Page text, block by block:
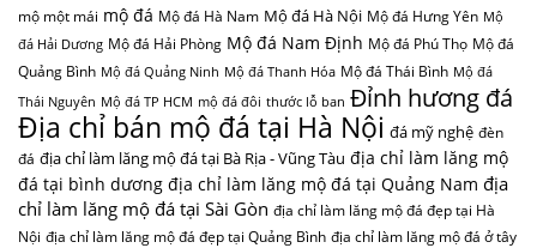
mộ một mái mộ đá Mộ đá Hà Nam Mộ đá Hà Nội Mộ đá Hưng Yên Mộ
đá Hải Dương Mộ đá Hải Phòng Mộ đá Nam Định Mộ đá Phú Thọ Mộ đá
Quảng Bình Mộ đá Quảng Ninh Mộ đá Thanh Hóa Mộ đá Thái Bình Mộ đá
Thái Nguyên Mộ đá TP HCM mộ đá đôi thước lỗ ban Đỉnh hương đá
Địa chỉ bán mộ đá tại Hà Nội đá mỹ nghệ đèn
đá địa chỉ làm lăng mộ đá tại Bà Rịa - Vũng Tàu địa chỉ làm lăng mộ
đá tại bình dương địa chỉ làm lăng mộ đá tại Quảng Nam địa
chỉ làm lăng mộ đá tại Sài Gòn địa chỉ làm lăng mộ đá đẹp tại Hà
Nội địa chỉ làm lăng mộ đá đẹp tại Quảng Bình địa chỉ làm lăng mộ đá ở tây